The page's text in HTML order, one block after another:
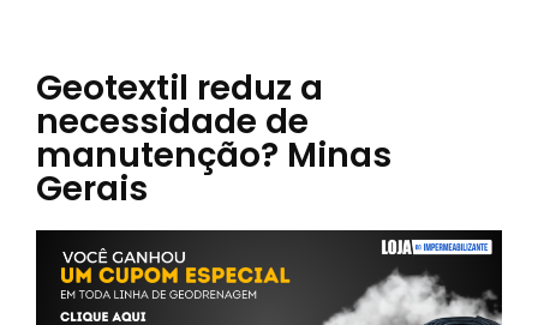
Geotextil reduz a
necessidade de
manutenção? Minas
Gerais